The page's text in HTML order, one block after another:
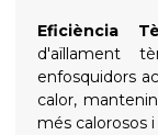
Eficiència
d'aïllament
enfosquidors
calor,
més calorosos